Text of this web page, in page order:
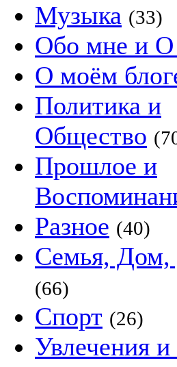
Музыка (33)
Обо мне и О
О моём
Политика и
Общество
Прошлое и
Разное (40)
Семья, Дом,
(66)
Спорт (26)
Увлечения